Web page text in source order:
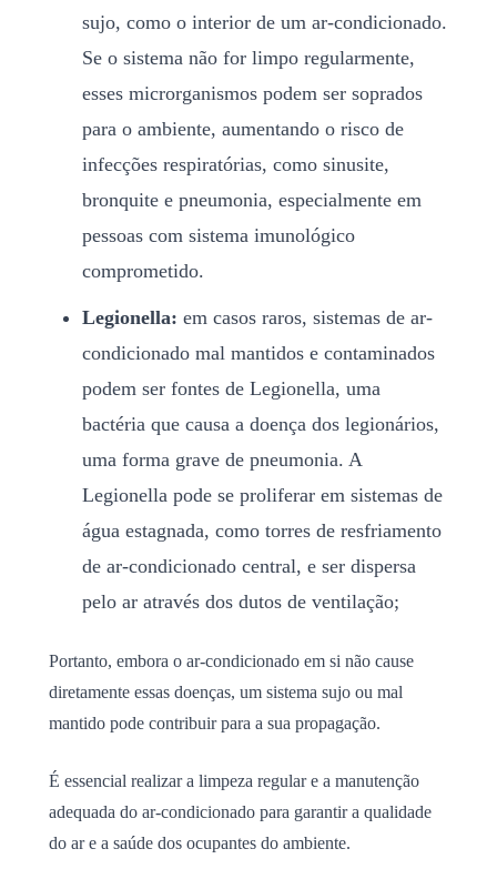
sujo, como o interior de um ar-condicionado.
Se o sistema não for limpo regularmente,
esses microrganismos podem ser soprados
para o ambiente, aumentando o risco de
infecções respiratórias, como sinusite,
bronquite e pneumonia, especialmente em
pessoas com sistema imunológico
comprometido.
Legionella: em casos raros, sistemas de ar-
condicionado mal mantidos e contaminados
podem ser fontes de Legionella, uma
bactéria que causa a doença dos legionários,
uma forma grave de pneumonia. A
Legionella pode se proliferar em sistemas de
água estagnada, como torres de resfriamento
de ar-condicionado central, e ser dispersa
pelo ar através dos dutos de ventilação;
Portanto, embora o ar-condicionado em si não cause
diretamente essas doenças, um sistema sujo ou mal
mantido pode contribuir para a sua propagação.
É essencial realizar a limpeza regular e a manutenção
adequada do ar-condicionado para garantir a qualidade
do ar e a saúde dos ocupantes do ambiente.